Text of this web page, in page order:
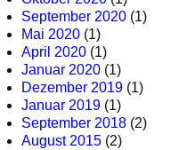
September 2020 (1)
Mai 2020 (1)
April 2020 (1)
Januar 2020 (1)
Dezember 2019 (1)
Januar 2019 (1)
September 2018 (2)
August 2015 (2)